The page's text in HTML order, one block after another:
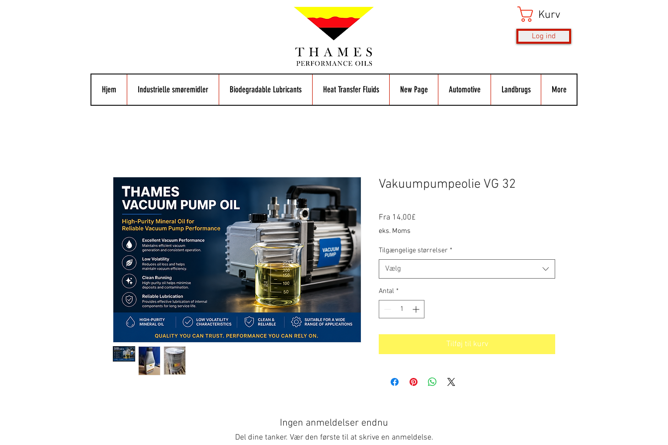
Kurv
Log ind
Hjem Industrielle smøremidler Biodegradable Lubricants Heat Transfer Fluids New Page Automotive Landbrugs More
Vakuumpumpeolie VG 32
Fra 14,00£
eks. Moms
Tilgængelige størrelser *
Vælg
Antal *
Tilføj til kurv
Ingen anmeldelser endnu
Del dine tanker. Vær den første til at skrive en anmeldelse.